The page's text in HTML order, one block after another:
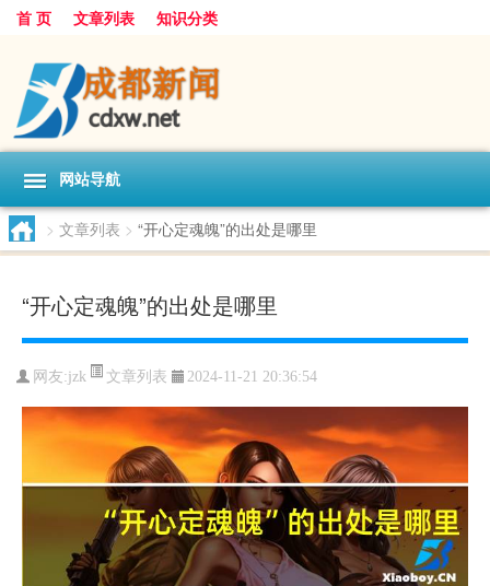
首 页 文章列表 知识分类
网站导航
> 文章列表 > “开心定魂魄”的出处是哪里
“开心定魂魄”的出处是哪里
网友:jzk 文章列表 2024-11-21 20:36:54